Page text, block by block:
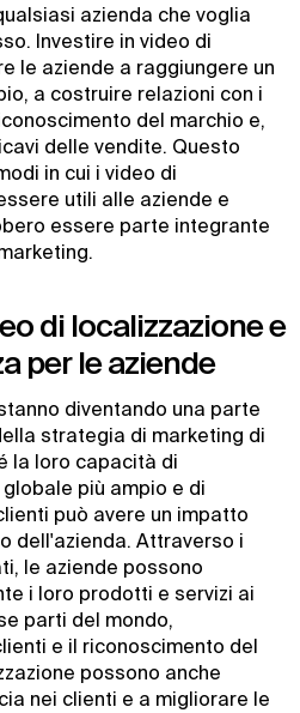
azienda che voglia
Investire in video di
le aziende a raggiungere un
a costruire relazioni con i
del marchio e,
delle vendite. Questo
in cui i video di
utili alle aziende e
essere parte integrante
di localizzazione e
per le aziende
diventando una parte
strategia di marketing di
la loro capacità di
più ampio e di
può avere un impatto
dell'azienda. Attraverso i
le aziende possono
i loro prodotti e servizi ai
parti del mondo,
e il riconoscimento del
possono anche
nei clienti e a migliorare le